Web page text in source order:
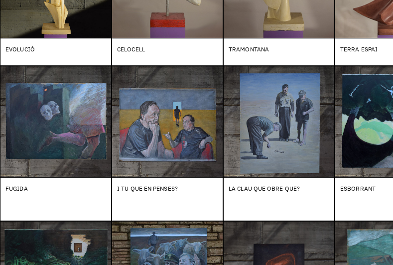
EVOLUCIÓ CELOCELL TRAMONTANA TERRA ESPAI
FUGIDA I TU QUE EN PENSES? LA CLAU QUE OBRE QUE? ESBORRANT